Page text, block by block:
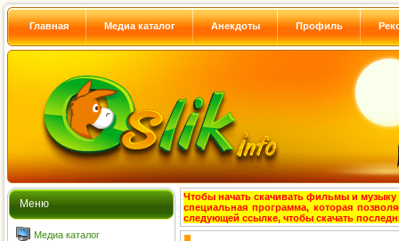
Главная Медиа каталог Анекдоты Профиль
Меню
Медиа каталог
Чтобы начать скачивать фильмы и музыку
специальная программа, которая
следующей ссылке, чтобы скачать